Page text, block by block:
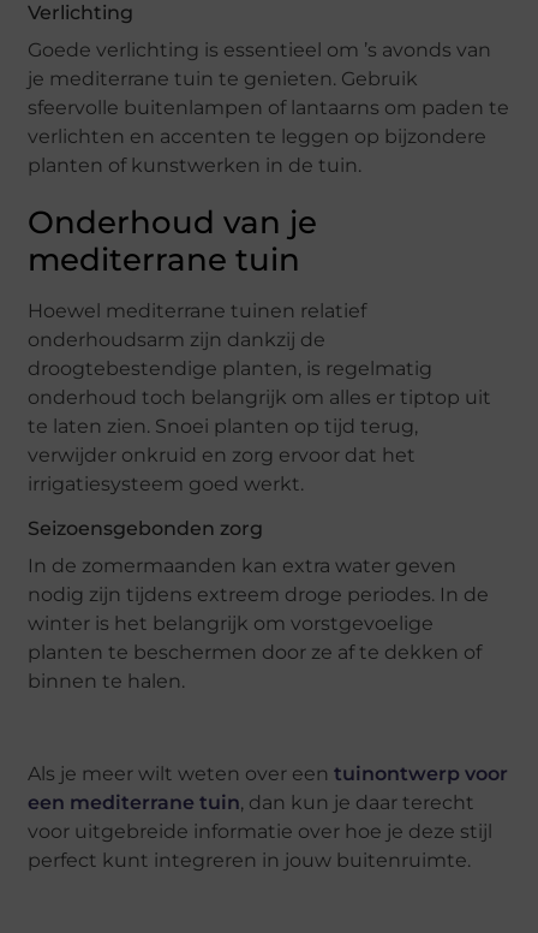
Verlichting
Goede verlichting is essentieel om ’s avonds van
je mediterrane tuin te genieten. Gebruik
sfeervolle buitenlampen of lantaarns om paden te
verlichten en accenten te leggen op bijzondere
planten of kunstwerken in de tuin.
Onderhoud van je
mediterrane tuin
Hoewel mediterrane tuinen relatief
onderhoudsarm zijn dankzij de
droogtebestendige planten, is regelmatig
onderhoud toch belangrijk om alles er tiptop uit
te laten zien. Snoei planten op tijd terug,
verwijder onkruid en zorg ervoor dat het
irrigatiesysteem goed werkt.
Seizoensgebonden zorg
In de zomermaanden kan extra water geven
nodig zijn tijdens extreem droge periodes. In de
winter is het belangrijk om vorstgevoelige
planten te beschermen door ze af te dekken of
binnen te halen.
Als je meer wilt weten over eentuinontwerp voor
een mediterrane tuin, dan kun je daar terecht
voor uitgebreide informatie over hoe je deze stijl
perfect kunt integreren in jouw buitenruimte.